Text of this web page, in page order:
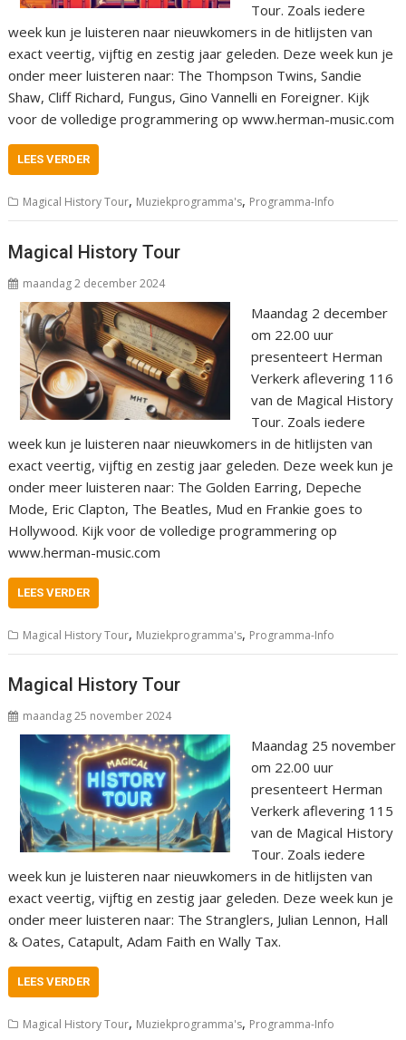
Tour. Zoals iedere
week kun je luisteren naar nieuwkomers in de hitlijsten van
exact veertig, vijftig en zestig jaar geleden. Deze week kun je
onder meer luisteren naar: The Thompson Twins, Sandie
Shaw, Cliff Richard, Fungus, Gino Vannelli en Foreigner. Kijk
voor de volledige programmering op www.herman-music.com
LEES VERDER
Magical History Tour, Muziekprogramma's, Programma-Info
Magical History Tour
maandag 2 december 2024
Maandag 2 december
om 22.00 uur
presenteert Herman
Verkerk aflevering 116
van de Magical History
Tour. Zoals iedere
week kun je luisteren naar nieuwkomers in de hitlijsten van
exact veertig, vijftig en zestig jaar geleden. Deze week kun je
onder meer luisteren naar: The Golden Earring, Depeche
Mode, Eric Clapton, The Beatles, Mud en Frankie goes to
Hollywood. Kijk voor de volledige programmering op
www.herman-music.com
LEES VERDER
Magical History Tour, Muziekprogramma's, Programma-Info
Magical History Tour
maandag 25 november 2024
Maandag 25 november
om 22.00 uur
presenteert Herman
Verkerk aflevering 115
van de Magical History
Tour. Zoals iedere
week kun je luisteren naar nieuwkomers in de hitlijsten van
exact veertig, vijftig en zestig jaar geleden. Deze week kun je
onder meer luisteren naar: The Stranglers, Julian Lennon, Hall
& Oates, Catapult, Adam Faith en Wally Tax.
LEES VERDER
Magical History Tour, Muziekprogramma's, Programma-Info